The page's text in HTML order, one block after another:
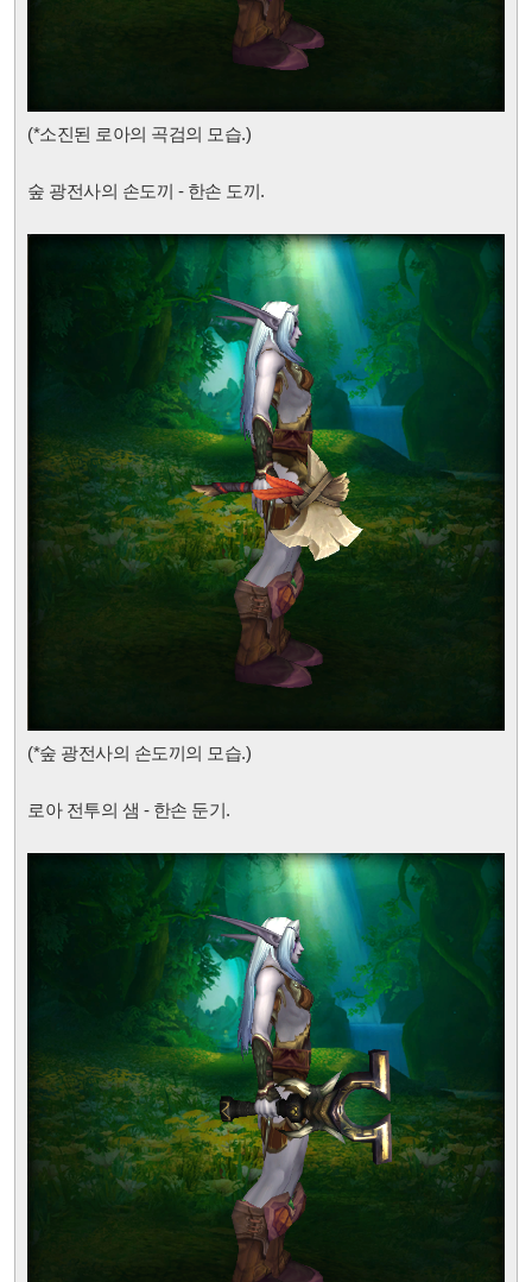
(*소진된 로아의 곡검의 모습.)
숲 광전사의 손도끼 - 한손 도끼.
(*숲 광전사의 손도끼 의 모습.)
로아 전투의 샘 - 한손 둔기.